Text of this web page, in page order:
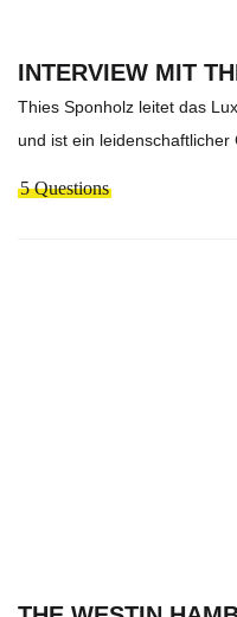
INTERVIEW MIT
Thies Sponholz leitet das
und ist ein leidenschaftlicher
5 Questions